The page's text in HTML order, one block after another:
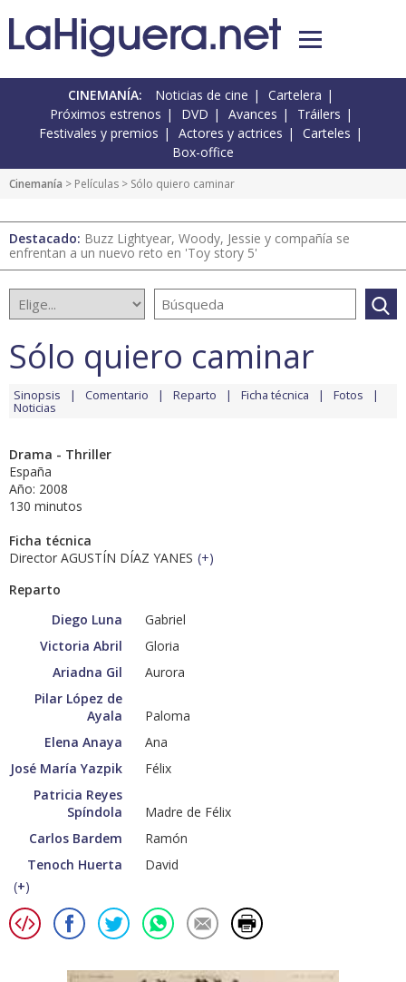
CINEMANÍA: Noticias de cine
Cartelera
Próximos estrenos
DVD Avances
Tráilers
Festivales y premios
Actores y actrices
Carteles
Box-office
Cinemanía > Películas > Sólo quiero caminar
Destacado: Buzz Lightyear, Woody, Jessie y compañía se
enfrentan a un nuevo reto en 'Toy story 5'
Sólo quiero caminar
Sinopsis Comentario Reparto Ficha técnica Fotos
Noticias
Drama - Thriller
España
Año: 2008
130 minutos
Ficha técnica
Director AGUSTÍN DÍAZ YANES (+)
Reparto
Diego Luna
Gabriel
Victoria Abril
Gloria
Ariadna Gil
Aurora
Pilar López de
Ayala
Paloma
Elena Anaya
Ana
José María Yazpik
Félix
Patricia Reyes
Spíndola
Madre de Félix
Carlos Bardem
Ramón
Tenoch Huerta
David
(+)